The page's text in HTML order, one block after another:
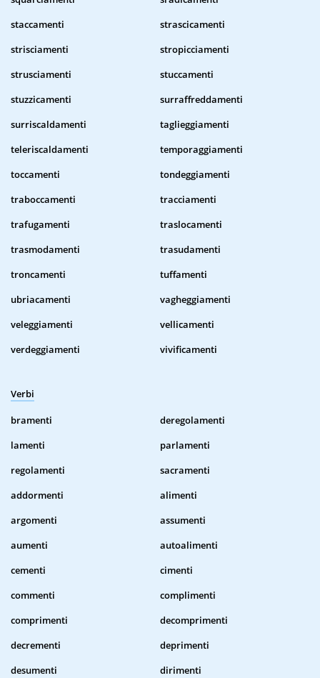
staccamenti
strascicamenti
strisciamenti
stropicciamenti
strusciamenti
stuccamenti
stuzzicamenti
surraffreddamenti
surriscaldamenti
taglieggiamenti
teleriscaldamenti
temporaggiamenti
toccamenti
tondeggiamenti
traboccamenti
tracciamenti
trafugamenti
traslocamenti
trasmodamenti
trasudamenti
troncamenti
tuffamenti
ubriacamenti
vagheggiamenti
veleggiamenti
vellicamenti
verdeggiamenti
vivificamenti
Verbi
bramenti
deregolamenti
lamenti
parlamenti
regolamenti
sacramenti
addormenti
alimenti
argomenti
assumenti
aumenti
autoalimenti
cementi
cimenti
commenti
complimenti
comprimenti
decomprimenti
decrementi
deprimenti
desumenti
dirimenti